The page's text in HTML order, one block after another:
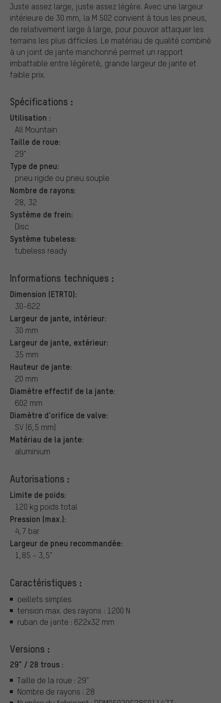
Juste assez large, juste assez légère. Avec une largeur
intérieure de 30 mm, la M 502 convient à tous les pneus,
de relativement large à large, pour pouvoir attaquer les
terrains les plus difficiles. Le matériau de qualité combiné
à un joint de jante manchonné permet un rapport
imbattable entre légèreté, grande largeur de jante et
faible prix.
Spécifications :
Utilisation :
All Mountain
Taille de roue:
29"
Type de pneu:
pneu rigide ou pneu souple
Nombre de rayons:
28, 32
Système de frein:
Disc
Système tubeless:
tubeless ready
Informations techniques :
Dimension (ETRTO):
30-622
Largeur de jante, intérieur:
30 mm
Largeur de jante, extérieur:
35 mm
Hauteur de jante:
20 mm
Diamètre effectif de la jante:
602 mm
Diamètre d'orifice de valve:
SV (6,5 mm)
Matériau de la jante:
aluminium
Autorisations :
Limite de poids:
120 kg poids total
Pression (max.):
4,7 bar
Largeur de pneu recommandée:
1,85 - 3,5"
Caractéristiques :
oeillets simples
tension max. des rayons : 1200 N
ruban de jante : 622x32 mm
Versions :
29" / 28 trous :
Taille de la roue : 29"
Nombre de rayons : 28